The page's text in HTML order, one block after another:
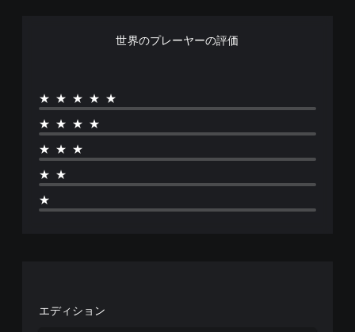
世界のプレーヤーの評価
★★★★★
★★★★
★★★
★★
★
エディション